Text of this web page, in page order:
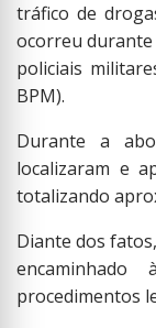
tráfico de
ocorreu
policiais
BPM).
Durante a
localizaram e
totalizando
Diante dos
procedimentos